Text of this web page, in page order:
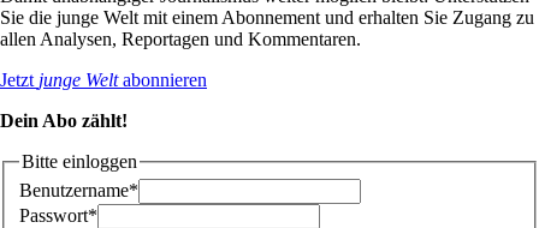
Sie die junge Welt mit einem Abonnement und erhalten Sie Zugang zu
allen Analysen, Reportagen und Kommentaren.
Jetzt junge Weltabonnieren
Dein Abo zählt!
Bitte einloggen
Benutzername*
Passwort*